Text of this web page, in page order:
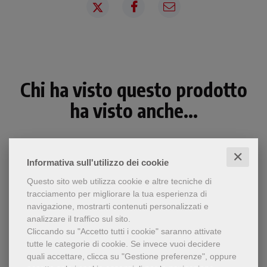
Informativa sull'utilizzo dei cookie ✕
Questo sito web utilizza cookie e altre tecniche di
tracciamento per migliorare la tua esperienza di
navigazione, mostrarti contenuti personalizzati e
analizzare il traffico sul sito.
Cliccando su "Accetto tutti i cookie" saranno attivate
tutte le categorie di cookie. Se invece vuoi decidere
quali accettare, clicca su "Gestione preferenze", oppure
Chi ha visto questo prodotto
ha visto anche...